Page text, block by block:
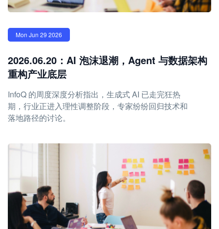
Mon Jun 29 2026
2026.06.20：AI 泡沫退潮，Agent 与数据架构
重构产业底层
InfoQ 的周度深度分析指出，生成式 AI 已走完狂热
期，行业正进入理性调整阶段，专家纷纷回归技术和
落地路径的讨论。